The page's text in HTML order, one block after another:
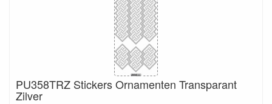
PU358TRZ Stickers Ornamenten Transparant
Zilver